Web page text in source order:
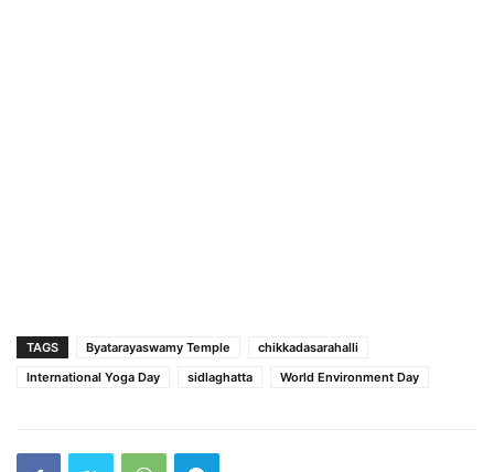
TAGS Byatarayaswamy Temple
chikkadasarahalli
International Yoga Day
sidlaghatta World Environment Day